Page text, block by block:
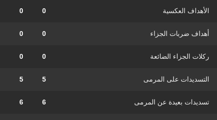
الأهداف العكسية 0
0
أهداف ضربات الجزاء 0
0
ركلات الجزاء الضائعة 0
0
التسديدات على المرمى 5
5
تسديدات بعيدة عن المرمى 6
6